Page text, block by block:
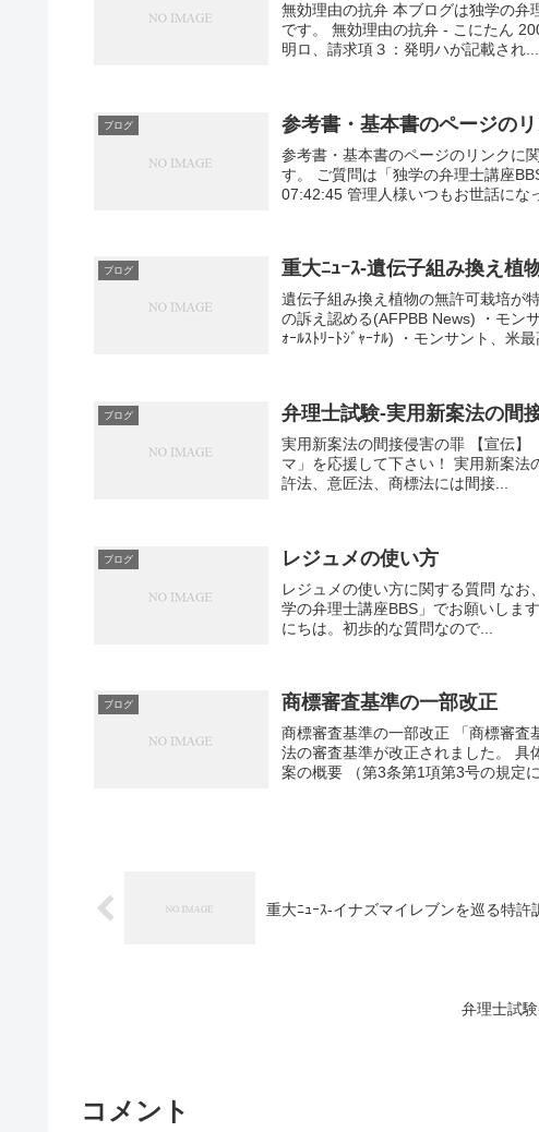
無効理由の抗弁 本ブログは独学の弁
です。 無効理由の抗弁 - こにたん
明ロ、請求項３：発明ハが記載され...
ブログ 参考書・基本書のページの
参考書・基本書のページのリンクに
す。 ご質問は「独学の弁理士講座
07:42:45 管理人様いつもお世話にな
ブログ 重大ﾆｭｰｽ-遺伝子組み換え植
遺伝子組み換え植物の無許可栽培が
の訴え認める(AFPBB News) ・モン
ｫｰﾙｽﾄﾘｰﾄｼﾞｬｰﾅﾙ) ・モンサント、米
ブログ 弁理士試験-実用新案法の間
実用新案法の間接侵害の罪 【宣伝】
マ」を応援して下さい！ 実用新案
許法、意匠法、商標法には間接...
ブログ レジュメの使い方
レジュメの使い方に関する質問 な
学の弁理士講座BBS」でお願いしま
にちは。初歩的な質問なので...
ブログ 商標審査基準の一部改正
商標審査基準の一部改正 「商標審
法の審査基準が改正されました。
案の概要 （第3条第1項第3号の規定
重大ﾆｭｰｽ-イナズマイレブンを巡る特許
弁理士試
コメント